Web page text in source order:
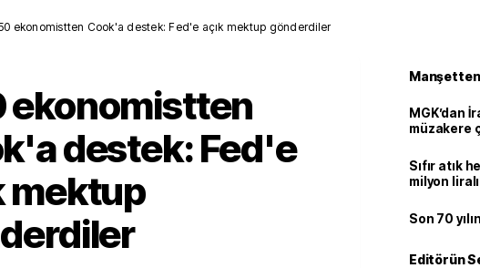
ekonomistten Cook'a destek: Fed'e açık mektup gönderdiler
ekonomistten
destek: Fed'e
mektup
MGK’dan
müzakere
Sıfır atık
milyon
Son 70
Editörün